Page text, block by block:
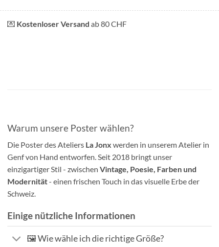
💌 Kostenloser Versand ab 80 CHF
Warum unsere Poster wählen?
Die Poster des Ateliers La Jonx werden in unserem Atelier in
Genf von Hand entworfen. Seit 2018 bringt unser
einzigartiger Stil - zwischen Vintage, Poesie, Farben und
Modernität- einen frischen Touch in das visuelle Erbe der
Schweiz.
Einige nützliche Informationen
🖼️ Wie wähle ich die richtige Größe?